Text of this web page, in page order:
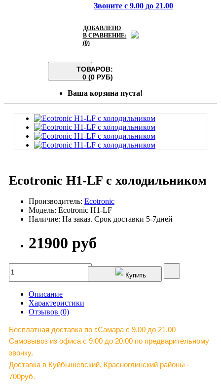
Звоните с 9.00 до 21.00
ДОБАВЛЕНО
В СРАВНЕНИЕ:
(0)
ТОВАРОВ:
0 (0 РУБ)
Ваша корзина пуста!
Ecotronic H1-LF с холодильником
Производитель: Ecotronic
Модель: Ecotronic H1-LF
Наличие: На заказ. Срок доставки 5-7дней
21900 руб
Купить
Описание
Характеристики
Отзывов (0)
Бесплатная доставка по г.Самара c 9.00 до 21.00
Самовывоз из офиса с 9.00 до 20.00 по предварительному
звонку.
Доставка в Куйбышевский, Красноглинский районы -
700руб.